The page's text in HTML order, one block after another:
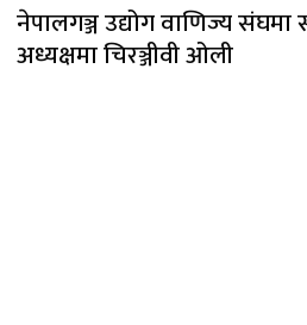
नेपालगञ्ज उद्योग वाणिज्य संघमा
अध्यक्षमा चिरञ्जीवी ओली